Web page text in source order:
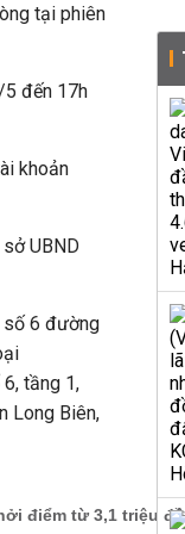
tại phiên
5 đến 17h
khoản
UBND
số 6 đường
tầng 1,
Long Biên,